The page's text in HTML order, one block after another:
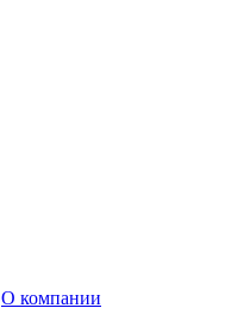
О компании